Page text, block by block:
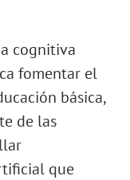
cognitiva
fomentar el
básica,
de las
que